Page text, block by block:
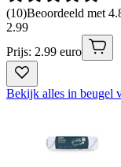
(10)Beoordeeld met
2.99
Prijs: 2.99 euro
Bekijk alles in beugel